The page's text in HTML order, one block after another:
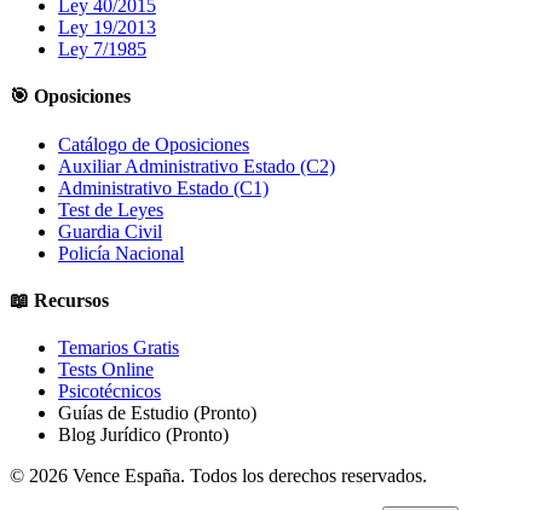
Ley 40/2015
Ley 19/2013
Ley 7/1985
🎯 Oposiciones
Catálogo de Oposiciones
Auxiliar Administrativo Estado (C2)
Administrativo Estado (C1)
Test de Leyes
Guardia Civil
Policía Nacional
📖 Recursos
Temarios Gratis
Tests Online
Psicotécnicos
Guías de Estudio (Pronto)
Blog Jurídico (Pronto)
© 2026 Vence España. Todos los derechos reservados.